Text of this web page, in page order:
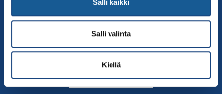
Salli kaikki
Salli valinta
Kiellä
Kumppanit
Tapahtumakalenteri
Linkkejä
Materiaalit